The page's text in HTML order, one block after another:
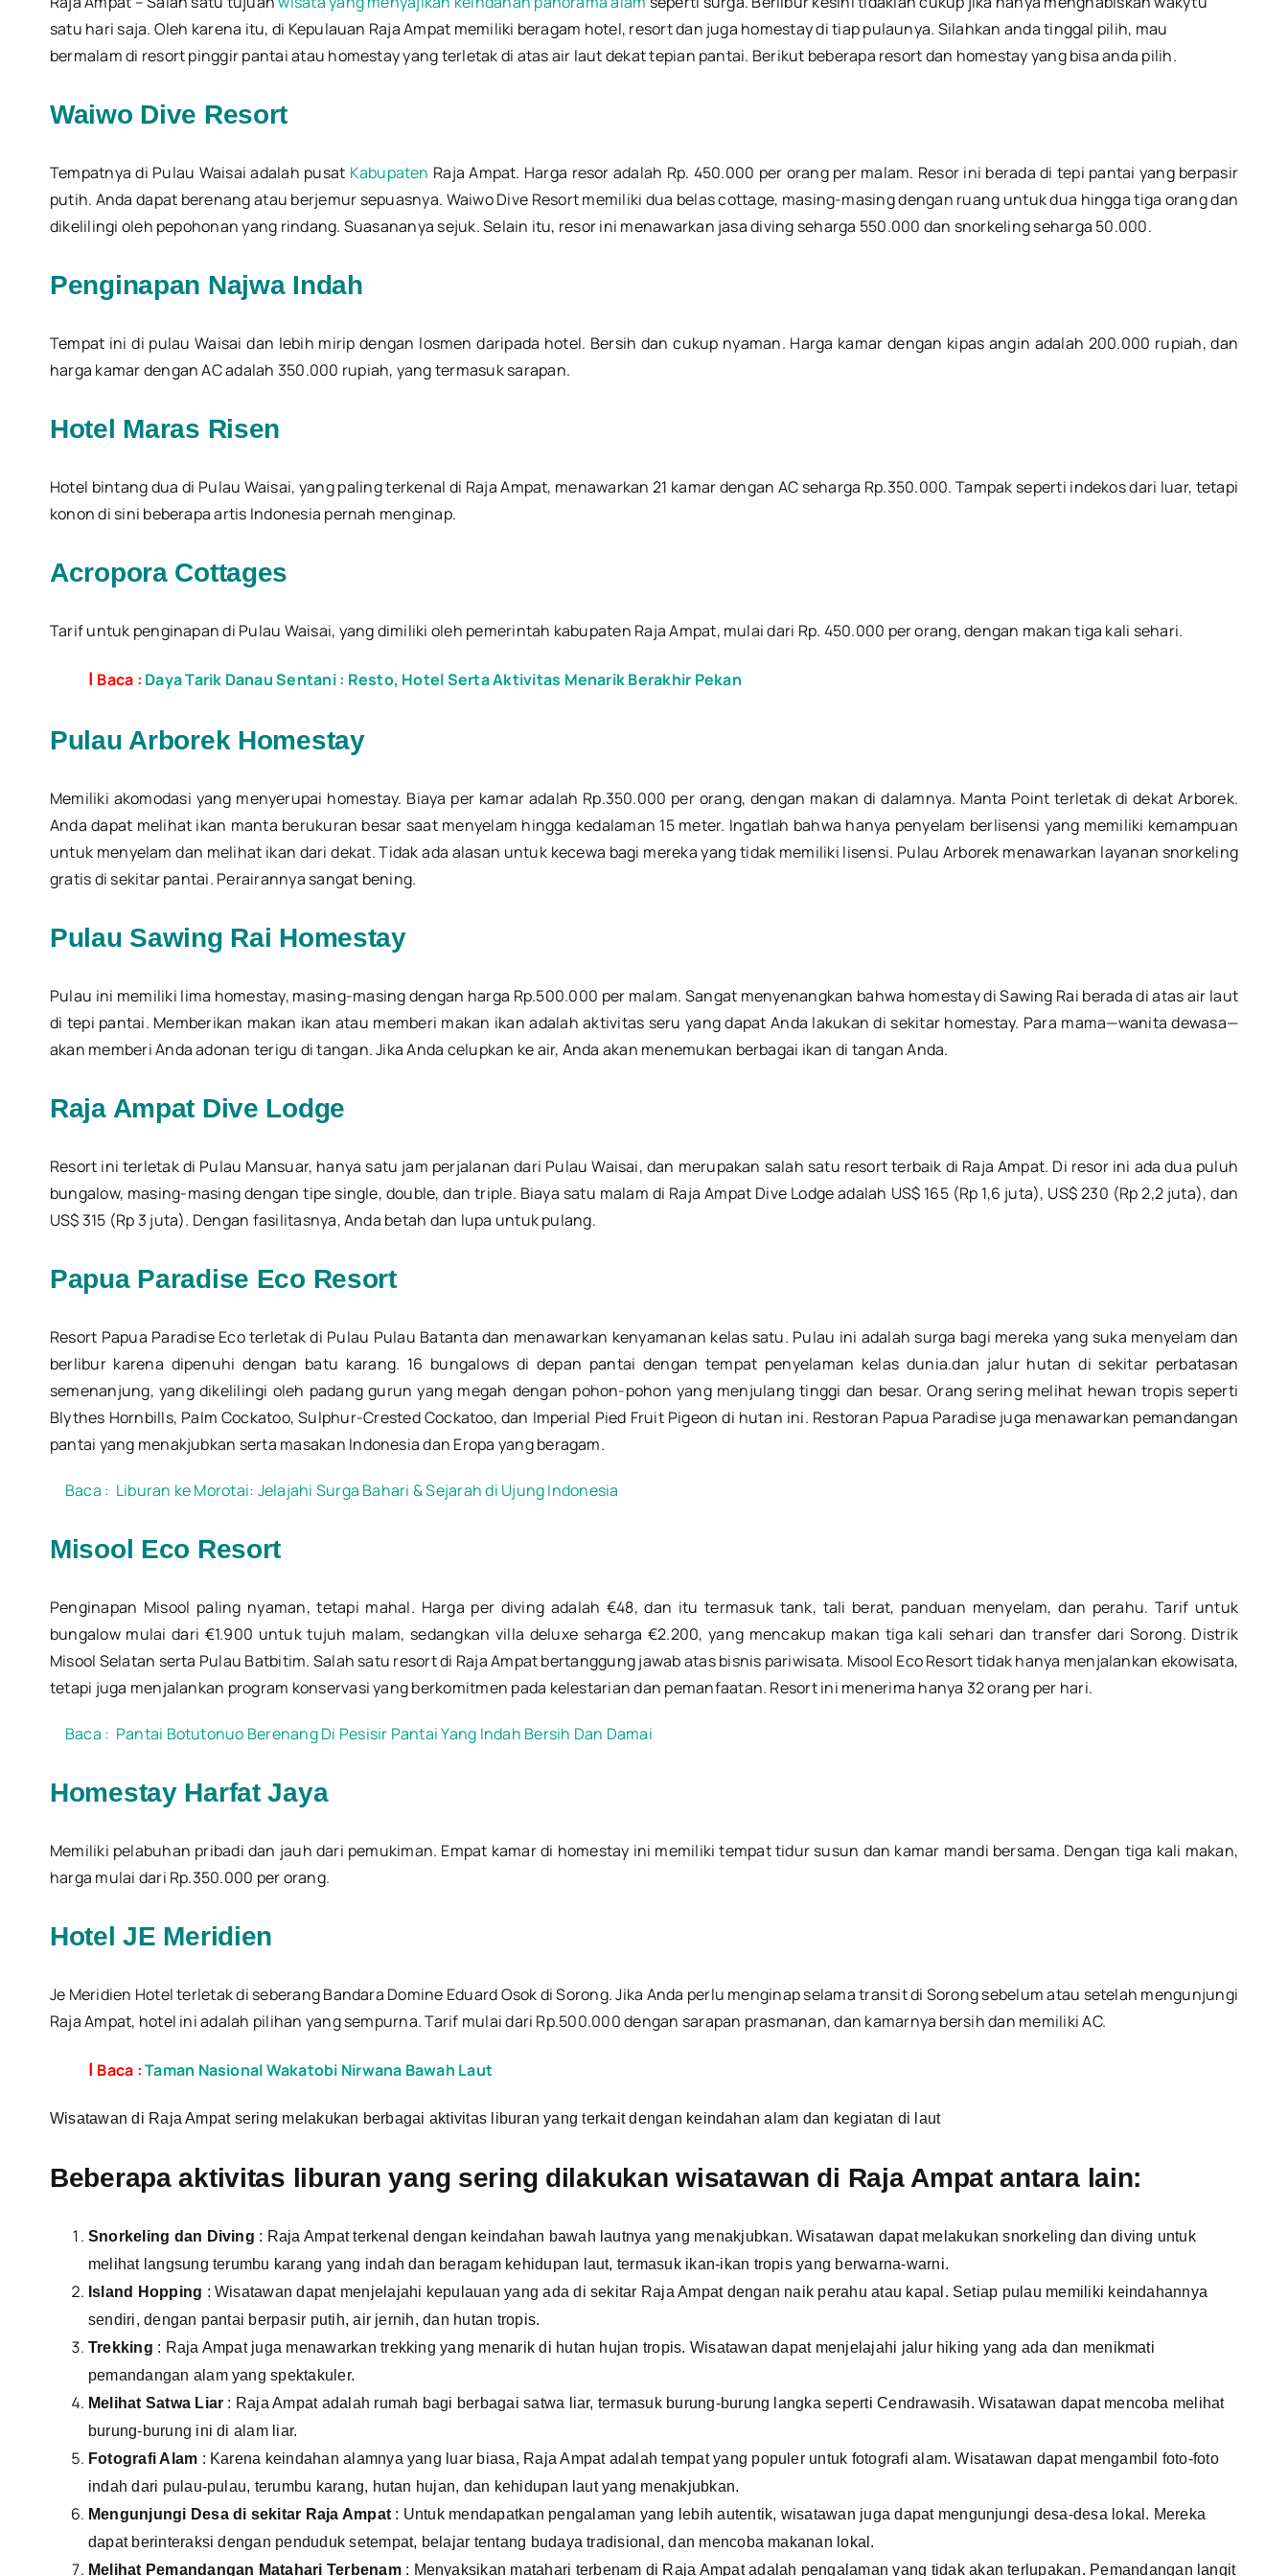
Homestay
satu hari saja. Oleh karena itu, di Kepulauan Raja Ampat memiliki beragam hotel, resort dan juga homestay di tiap pulaunya. Silahkan anda tinggal pilih, mau
bermalam di resort pinggir pantai atau homestay yang terletak di atas air laut dekat tepian pantai. Berikut beberapa resort dan homestay yang bisa anda pilih.
Waiwo Dive Resort
Tempatnya di Pulau Waisai adalah pusat Kabupaten Raja Ampat. Harga resor adalah Rp. 450.000 per orang per malam. Resor ini berada di tepi pantai yang berpasir
putih. Anda dapat berenang atau berjemur sepuasnya. Waiwo Dive Resort memiliki dua belas cottage, masing-masing dengan ruang untuk dua hingga tiga orang dan
dikelilingi oleh pepohonan yang rindang. Suasananya sejuk. Selain itu, resor ini menawarkan jasa diving seharga 550.000 dan snorkeling seharga 50.000.
Penginapan Najwa Indah
Tempat ini di pulau Waisai dan lebih mirip dengan losmen daripada hotel. Bersih dan cukup nyaman. Harga kamar dengan kipas angin adalah 200.000 rupiah, dan
harga kamar dengan AC adalah 350.000 rupiah, yang termasuk sarapan.
Hotel Maras Risen
Hotel bintang dua di Pulau Waisai, yang paling terkenal di Raja Ampat, menawarkan 21 kamar dengan AC seharga Rp.350.000. Tampak seperti indekos dari luar, tetapi
konon di sini beberapa artis Indonesia pernah menginap.
Acropora Cottages
Tarif untuk penginapan di Pulau Waisai, yang dimiliki oleh pemerintah kabupaten Raja Ampat, mulai dari Rp. 450.000 per orang, dengan makan tiga kali sehari.
| Baca : Daya Tarik Danau Sentani : Resto, Hotel Serta Aktivitas Menarik Berakhir Pekan
Pulau Arborek Homestay
Memiliki akomodasi yang menyerupai homestay. Biaya per kamar adalah Rp.350.000 per orang, dengan makan di dalamnya. Manta Point terletak di dekat Arborek.
Anda dapat melihat ikan manta berukuran besar saat menyelam hingga kedalaman 15 meter. Ingatlah bahwa hanya penyelam berlisensi yang memiliki kemampuan
untuk menyelam dan melihat ikan dari dekat. Tidak ada alasan untuk kecewa bagi mereka yang tidak memiliki lisensi. Pulau Arborek menawarkan layanan snorkeling
gratis di sekitar pantai. Perairannya sangat bening.
Pulau Sawing Rai Homestay
Pulau ini memiliki lima homestay, masing-masing dengan harga Rp.500.000 per malam. Sangat menyenangkan bahwa homestay di Sawing Rai berada di atas air laut
di tepi pantai. Memberikan makan ikan atau memberi makan ikan adalah aktivitas seru yang dapat Anda lakukan di sekitar homestay. Para mama—wanita dewasa—
akan memberi Anda adonan terigu di tangan. Jika Anda celupkan ke air, Anda akan menemukan berbagai ikan di tangan Anda.
Raja Ampat Dive Lodge
Resort ini terletak di Pulau Mansuar, hanya satu jam perjalanan dari Pulau Waisai, dan merupakan salah satu resort terbaik di Raja Ampat. Di resor ini ada dua puluh
bungalow, masing-masing dengan tipe single, double, dan triple. Biaya satu malam di Raja Ampat Dive Lodge adalah US$ 165 (Rp 1,6 juta), US$ 230 (Rp 2,2 juta), dan
US$ 315 (Rp 3 juta). Dengan fasilitasnya, Anda betah dan lupa untuk pulang.
Papua Paradise Eco Resort
Resort Papua Paradise Eco terletak di Pulau Pulau Batanta dan menawarkan kenyamanan kelas satu. Pulau ini adalah surga bagi mereka yang suka menyelam dan
berlibur karena dipenuhi dengan batu karang. 16 bungalows di depan pantai dengan tempat penyelaman kelas dunia.dan jalur hutan di sekitar perbatasan
semenanjung, yang dikelilingi oleh padang gurun yang megah dengan pohon-pohon yang menjulang tinggi dan besar. Orang sering melihat hewan tropis seperti
Blythes Hornbills, Palm Cockatoo, Sulphur-Crested Cockatoo, dan Imperial Pied Fruit Pigeon di hutan ini. Restoran Papua Paradise juga menawarkan pemandangan
pantai yang menakjubkan serta masakan Indonesia dan Eropa yang beragam.
Baca : Liburan ke Morotai: Jelajahi Surga Bahari & Sejarah di Ujung Indonesia
Misool Eco Resort
Penginapan Misool paling nyaman, tetapi mahal. Harga per diving adalah €48, dan itu termasuk tank, tali berat, panduan menyelam, dan perahu. Tarif untuk
bungalow mulai dari €1.900 untuk tujuh malam, sedangkan villa deluxe seharga €2.200, yang mencakup makan tiga kali sehari dan transfer dari Sorong. Distrik
Misool Selatan serta Pulau Batbitim. Salah satu resort di Raja Ampat bertanggung jawab atas bisnis pariwisata. Misool Eco Resort tidak hanya menjalankan ekowisata,
tetapi juga menjalankan program konservasi yang berkomitmen pada kelestarian dan pemanfaatan. Resort ini menerima hanya 32 orang per hari.
Baca : Pantai Botutonuo Berenang Di Pesisir Pantai Yang Indah Bersih Dan Damai
Homestay Harfat Jaya
Memiliki pelabuhan pribadi dan jauh dari pemukiman. Empat kamar di homestay ini memiliki tempat tidur susun dan kamar mandi bersama. Dengan tiga kali makan,
harga mulai dari Rp.350.000 per orang.
Hotel JE Meridien
Je Meridien Hotel terletak di seberang Bandara Domine Eduard Osok di Sorong. Jika Anda perlu menginap selama transit di Sorong sebelum atau setelah mengunjungi
Raja Ampat, hotel ini adalah pilihan yang sempurna. Tarif mulai dari Rp.500.000 dengan sarapan prasmanan, dan kamarnya bersih dan memiliki AC.
| Baca :Taman Nasional Wakatobi Nirwana Bawah Laut
Wisatawan di Raja Ampat sering melakukan berbagai aktivitas liburan yang terkait dengan keindahan alam dan kegiatan di laut
Beberapa aktivitas liburan yang sering dilakukan wisatawan di Raja Ampat antara lain:
Snorkeling dan Diving : Raja Ampat terkenal dengan keindahan bawah lautnya yang menakjubkan. Wisatawan dapat melakukan snorkeling dan diving untuk
melihat langsung terumbu karang yang indah dan beragam kehidupan laut, termasuk ikan-ikan tropis yang berwarna-warni.
Island Hopping : Wisatawan dapat menjelajahi kepulauan yang ada di sekitar Raja Ampat dengan naik perahu atau kapal. Setiap pulau memiliki keindahannya
sendiri, dengan pantai berpasir putih, air jernih, dan hutan tropis.
Trekking : Raja Ampat juga menawarkan trekking yang menarik di hutan hujan tropis. Wisatawan dapat menjelajahi jalur hiking yang ada dan menikmati
pemandangan alam yang spektakuler.
Melihat Satwa Liar : Raja Ampat adalah rumah bagi berbagai satwa liar, termasuk burung-burung langka seperti Cendrawasih. Wisatawan dapat mencoba melihat
burung-burung ini di alam liar.
Fotografi Alam : Karena keindahan alamnya yang luar biasa, Raja Ampat adalah tempat yang populer untuk fotografi alam. Wisatawan dapat mengambil foto-foto
indah dari pulau-pulau, terumbu karang, hutan hujan, dan kehidupan laut yang menakjubkan.
Mengunjungi Desa di sekitar Raja Ampat : Untuk mendapatkan pengalaman yang lebih autentik, wisatawan juga dapat mengunjungi desa-desa lokal. Mereka
dapat berinteraksi dengan penduduk setempat, belajar tentang budaya tradisional, dan mencoba makanan lokal.
Melihat Pemandangan Matahari Terbenam : Menyaksikan matahari terbenam di Raja Ampat adalah pengalaman yang tidak akan terlupakan. Pemandangan langit